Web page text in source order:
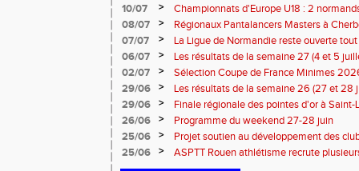
10/07
>
Championnats d'Europe U18 : 2
08/07
>
Régionaux Pantalancers Masters à
07/07
>
La Ligue de Normandie reste ouverte tout
06/07
>
Les résultats de la semaine 27 (4 et 5
02/07
>
Sélection Coupe de France Minimes
29/06
>
Les résultats de la semaine 26 (27 et 28
29/06
>
Finale régionale des pointes d'or à
informations
26/06 >
Programme du weekend 27-28 juin
25/06
>
Projet soutien au développement des
25/06
> ASPTT Rouen athlétisme recrute